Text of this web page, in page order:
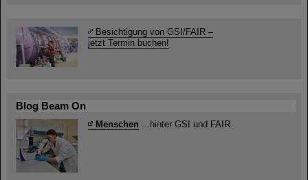
Besichtigung von GSI/FAIR –
jetzt Termin buchen!
Blog Beam On
Menschen ...hinter GSI und FAIR.